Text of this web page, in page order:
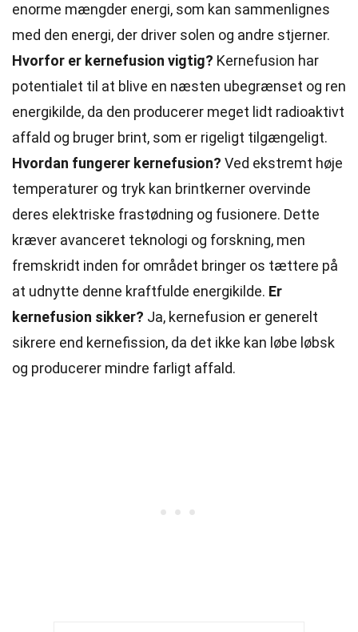
enorme mængder energi, som kan sammenlignes
med den energi, der driver solen og andre stjerner.
Hvorfor er kernefusion vigtig? Kernefusion har
potentialet til at blive en næsten ubegrænset og ren
energikilde, da den producerer meget lidt radioaktivt
affald og bruger brint, som er rigeligt tilgængeligt.
Hvordan fungerer kernefusion? Ved ekstremt høje
temperaturer og tryk kan brintkerner overvinde
deres elektriske frastødning og fusionere. Dette
kræver avanceret teknologi og forskning, men
fremskridt inden for området bringer os tættere på
at udnytte denne kraftfulde energikilde. Er
kernefusion sikker? Ja, kernefusion er generelt
sikrere end kernefission, da det ikke kan løbe løbsk
og producerer mindre farligt affald.